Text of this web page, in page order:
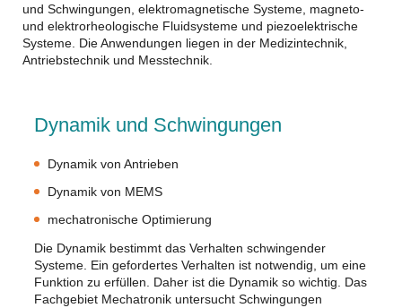
und Schwingungen, elektromagnetische Systeme, magneto-
und elektrorheologische Fluidsysteme und piezoelektrische
Systeme. Die Anwendungen liegen in der Medizintechnik,
Antriebstechnik und Messtechnik.
Dynamik und Schwingungen
Dynamik von Antrieben
Dynamik von MEMS
mechatronische Optimierung
Die Dynamik bestimmt das Verhalten schwingender
Systeme. Ein gefordertes Verhalten ist notwendig, um eine
Funktion zu erfüllen. Daher ist die Dynamik so wichtig. Das
Fachgebiet Mechatronik untersucht Schwingungen